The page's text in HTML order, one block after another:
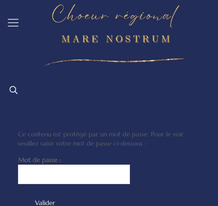
Ce contenu est protégé par un mot de passe. Pour le voir,
veuillez saisir votre mot de passe ci-dessous :
Mot de passe :